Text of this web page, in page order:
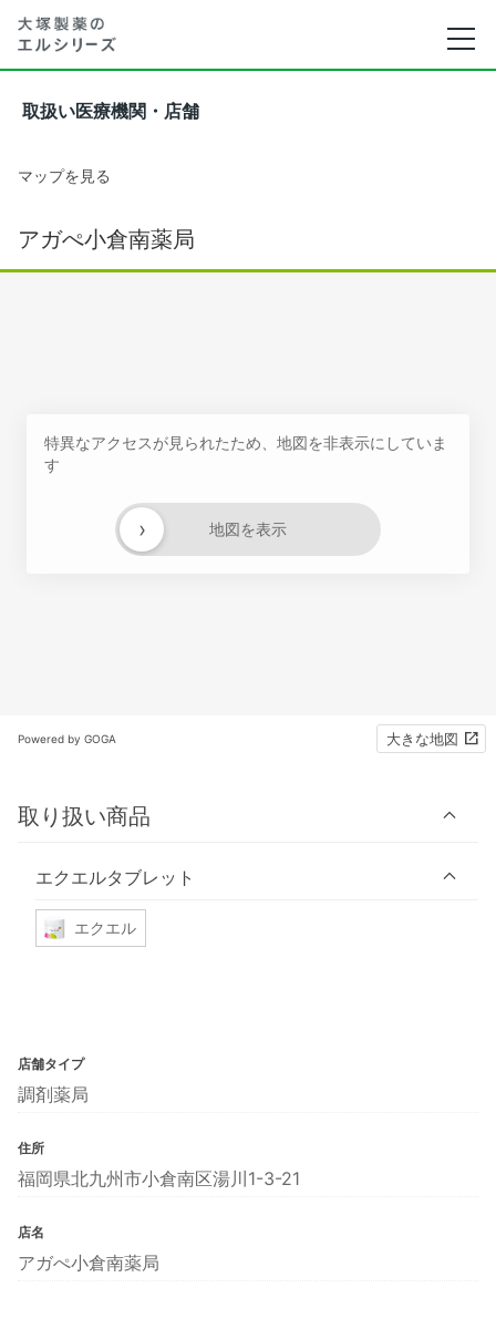
取扱い医療機関・店舗
マップを見る
アガぺ小倉南薬局
特異なアクセスが見られたため、地図を非表示にしていま
す
地図を表示
›
Powered by GOGA 大きな地図
取り扱い商品
エクエルタブレット
エクエル
店舗タイプ
調剤薬局
住所
福岡県北九州市小倉南区湯川1-3-21
店名
アガぺ小倉南薬局